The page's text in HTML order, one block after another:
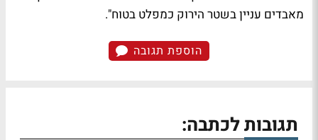
מאבדים עניין בשטר הירוק כמפלט בטוח".
הוספת תגובה
תגובות לכתבה: